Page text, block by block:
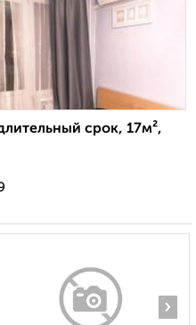
срок, 17м²,
›